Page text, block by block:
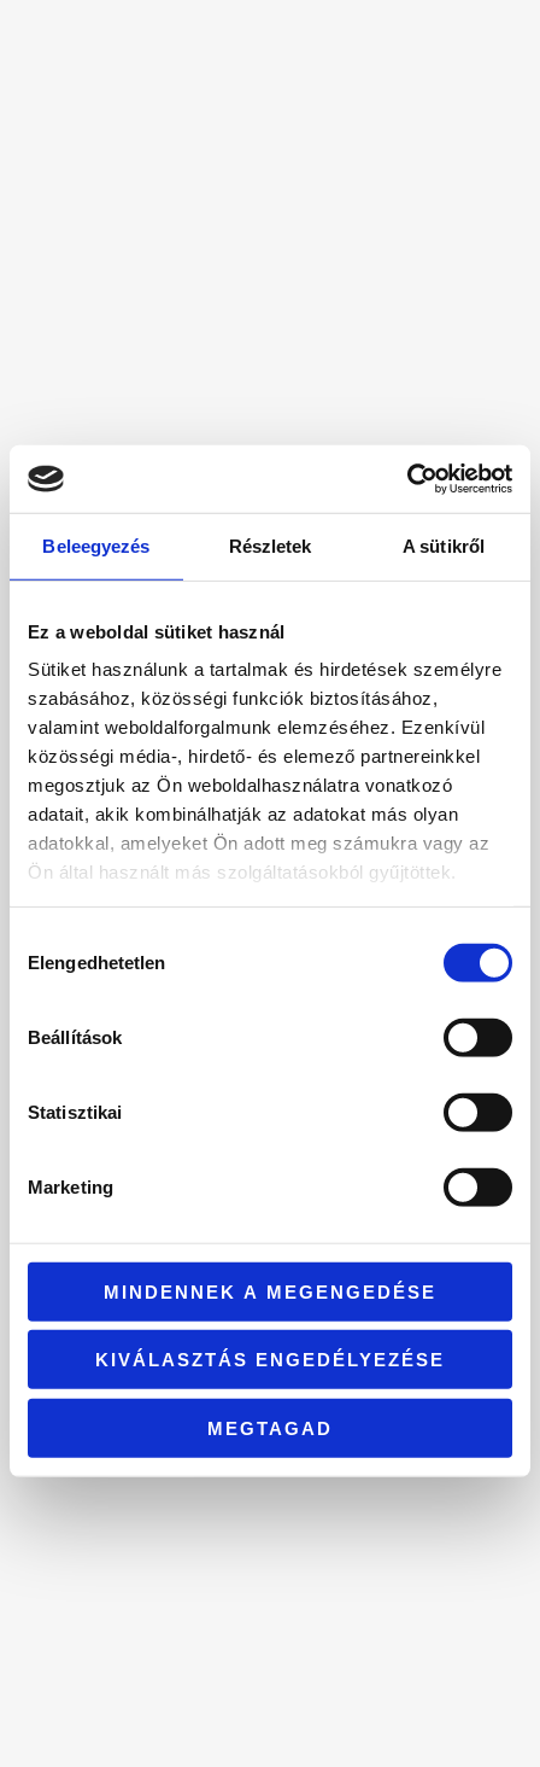
Beleegyezés Részletek A sütikről
Ez a weboldal sütiket használ
Sütiket használunk a tartalmak és hirdetések személyre
szabásához, közösségi funkciók biztosításához,
valamint weboldalforgalmunk elemzéséhez. Ezenkívül
közösségi média-, hirdető- és elemező partnereinkkel
megosztjuk az Ön weboldalhasználatra vonatkozó
adatait, akik kombinálhatják az adatokat más olyan
adatokkal, amelyeket Ön adott meg számukra vagy az
Ön által használt más szolgáltatásokból gyűjtöttek.
kiválasztása
Elengedhetetlen
Beállítások
Statisztikai
Marketing
MINDENNEK A MEGENGEDÉSE
KIVÁLASZTÁS ENGEDÉLYEZÉSE
MEGTAGAD